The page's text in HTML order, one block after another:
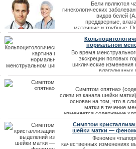
Бели являются
гинекологических
видов белей
преддверные,
маточные и трубные.
норме преддверие
секретом
скапливающимся в
области.
возбуждении и
нормальном
Во время
экскреции половых
циклические изменения
влагалищных
изменяющейся
определить
фаз. Мазки для
берут в течение цикла
или через каждые два
Симптом «пятна»
слизи из канала шейки
основан на том, что в
матки в течение
изменяется содержание
хлорида натрия
эстрогенов с 0,1 до 1,5%
уменьшается
недостаточности
симптома
Симптом
шейки матки —
Феномен
качественных изменениях